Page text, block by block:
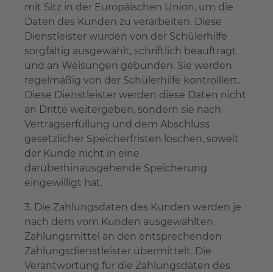
mit Sitz in der Europäischen Union, um die
Daten des Kunden zu verarbeiten. Diese
Dienstleister wurden von der Schülerhilfe
sorgfältig ausgewählt, schriftlich beauftragt
und an Weisungen gebunden. Sie werden
regelmäßig von der Schülerhilfe kontrolliert.
Diese Dienstleister werden diese Daten nicht
an Dritte weitergeben, sondern sie nach
Vertragserfüllung und dem Abschluss
gesetzlicher Speicherfristen löschen, soweit
der Kunde nicht in eine
darüberhinausgehende Speicherung
eingewilligt hat.
3. Die Zahlungsdaten des Kunden werden je
nach dem vom Kunden ausgewählten
Zahlungsmittel an den entsprechenden
Zahlungsdienstleister übermittelt. Die
Verantwortung für die Zahlungsdaten des